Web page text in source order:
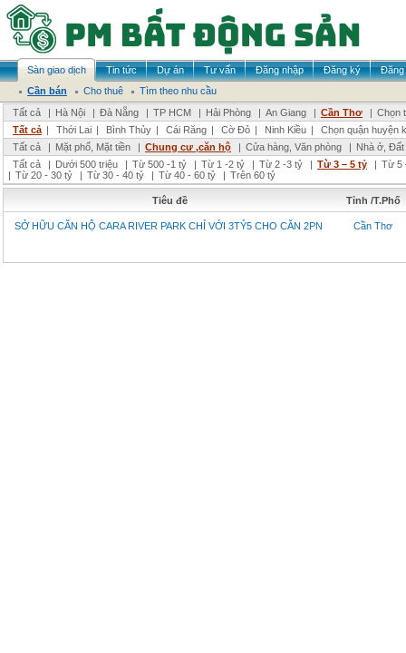
Sàn giao dịch Tin tức Dự án Tư vấn Đăng nhập Đăng ký
Đăng
Cần bán
Cho thuê
Tìm theo nhu cầu
Tất cả
| Hà Nội | Đà Nẵng | TP HCM | Hải Phòng | An Giang | Cần Thơ | Chọn
Tất cả | Thới Lai | Bình Thủy | Cái Răng | Cờ Đỏ | Ninh Kiều |
Chọn quận huyện
Tất cả
| Mặt phố, Mặt tiền | Chung cư ,căn hộ | Cửa hàng, Văn phòng | Nhà ở,
Tất cả
| Dưới 500 triệu | Từ 500 -1 tỷ | Từ 1 -2 tỷ | Từ 2 -3 tỷ | Từ 3 – 5 tỷ | Từ 5
| Từ 20 - 30 tỷ | Từ 30 - 40 tỷ | Từ 40 - 60 tỷ | Trên 60 tỷ
Tiêu đề Tỉnh /T.Phố
SỞ HỮU CĂN HỘ CARA RIVER PARK CHỈ VỚI 3TỶ5 CHO CĂN 2PN Cần Thơ